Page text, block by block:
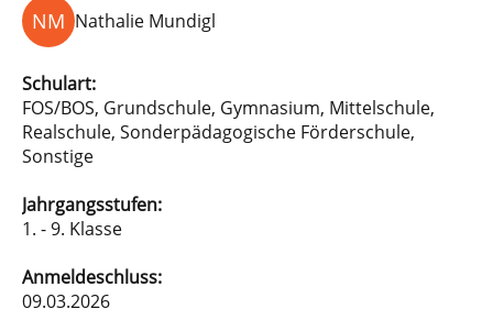
NM Nathalie Mundigl
Schulart:
FOS/BOS, Grundschule, Gymnasium, Mittelschule,
Realschule, Sonderpädagogische Förderschule,
Sonstige
Jahrgangsstufen:
1. - 9. Klasse
Anmeldeschluss:
09.03.2026